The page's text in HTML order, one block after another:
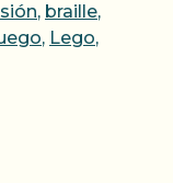
, braille,
, Lego,